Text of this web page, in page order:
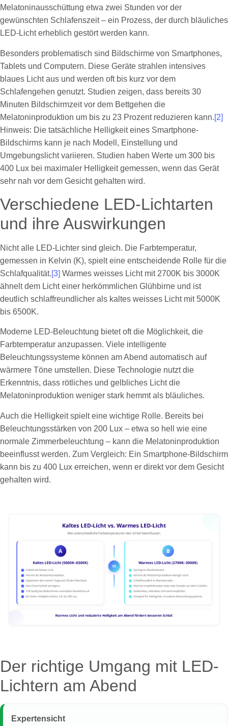
Melatoninausschüttung etwa zwei Stunden vor der
gewünschten Schlafenszeit – ein Prozess, der durch bläuliches
LED-Licht erheblich gestört werden kann.
Besonders problematisch sind Bildschirme von Smartphones,
Tablets und Computern. Diese Geräte strahlen intensives
blaues Licht aus und werden oft bis kurz vor dem
Schlafengehen genutzt. Studien zeigen, dass bereits 30
Minuten Bildschirmzeit vor dem Bettgehen die
Melatoninproduktion um bis zu 23 Prozent reduzieren kann.[2]
Hinweis: Die tatsächliche Helligkeit eines Smartphone-
Bildschirms kann je nach Modell, Einstellung und
Umgebungslicht variieren. Studien haben Werte um 300 bis
400 Lux bei maximaler Helligkeit gemessen, wenn das Gerät
sehr nah vor dem Gesicht gehalten wird.
Verschiedene LED-Lichtarten
und ihre Auswirkungen
Nicht alle LED-Lichter sind gleich. Die Farbtemperatur,
gemessen in Kelvin (K), spielt eine entscheidende Rolle für die
Schlafqualität.[3] Warmes weisses Licht mit 2700K bis 3000K
ähnelt dem Licht einer herkömmlichen Glühbirne und ist
deutlich schlaffreundlicher als kaltes weisses Licht mit 5000K
bis 6500K.
Moderne LED-Beleuchtung bietet oft die Möglichkeit, die
Farbtemperatur anzupassen. Viele intelligente
Beleuchtungssysteme können am Abend automatisch auf
wärmere Töne umstellen. Diese Technologie nutzt die
Erkenntnis, dass rötliches und gelbliches Licht die
Melatoninproduktion weniger stark hemmt als bläuliches.
Auch die Helligkeit spielt eine wichtige Rolle. Bereits bei
Beleuchtungsstärken von 200 Lux – etwa so hell wie eine
normale Zimmerbeleuchtung – kann die Melatoninproduktion
beeinflusst werden. Zum Vergleich: Ein Smartphone-Bildschirm
kann bis zu 400 Lux erreichen, wenn er direkt vor dem Gesicht
gehalten wird.
Der richtige Umgang mit LED-
Lichtern am Abend
Expertensicht